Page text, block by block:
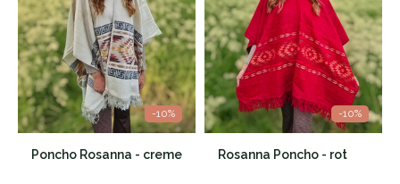
-10%
Poncho Rosanna - creme
-10%
Rosanna Poncho - rot